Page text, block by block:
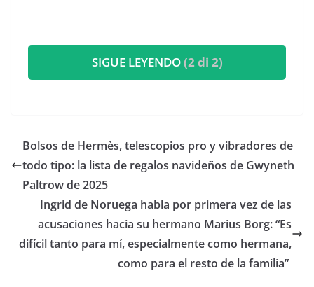
SIGUE LEYENDO(2 di 2)
​Bolsos de Hermès, telescopios pro y vibradores de
todo tipo: la lista de regalos navideños de Gwyneth
Paltrow de 2025
​Ingrid de Noruega habla por primera vez de las
acusaciones hacia su hermano Marius Borg: “Es
difícil tanto para mí, especialmente como hermana,
como para el resto de la familia”